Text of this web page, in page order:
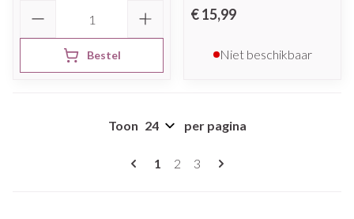
Bestel
€ 15,99
Niet beschikbaar
Pagina's
U lees momenteel pagina
1 Pagina
2 Pagina
3
Toon per pagina